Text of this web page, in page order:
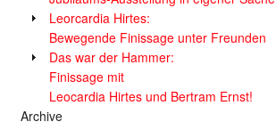
Leorcardia Hirtes:
Bewegende Finissage unter Freunden
Das war der Hammer:
Finissage mit
Leocardia Hirtes und Bertram Ernst!
Archive